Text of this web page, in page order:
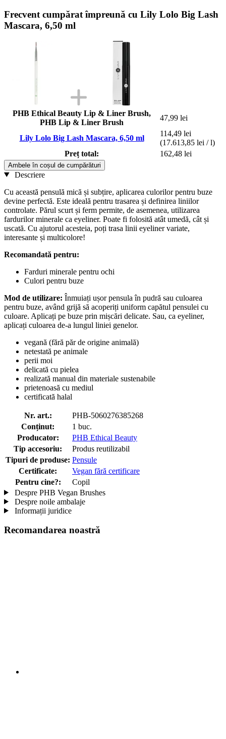
Frecvent cumpărat împreună cu Lily Lolo Big Lash
Mascara, 6,50 ml
PHB Ethical Beauty Lip & Liner Brush,
PHB Lip & Liner Brush
47,99 lei
Lily Lolo Big Lash Mascara, 6,50 ml
114,49 lei
(17.613,85 lei / l)
Preț total:
162,48 lei
Ambele în coșul de cumpărături
Descriere
Cu această pensulă mică și subțire, aplicarea culorilor pentru buze
devine perfectă. Este ideală pentru trasarea și definirea liniilor
controlate. Părul scurt și ferm permite, de asemenea, utilizarea
fardurilor minerale ca eyeliner. Poate fi folosită atât umedă, cât și
uscată. Cu ajutorul acesteia, poți trasa linii eyeliner variate,
interesante și multicolore!
Recomandată pentru:
Farduri minerale pentru ochi
Culori pentru buze
Mod de utilizare: Înmuiați ușor pensula în pudră sau culoarea
pentru buze, având grijă să acoperiți uniform capătul pensulei cu
culoare. Aplicați pe buze prin mișcări delicate. Sau, ca eyeliner,
aplicați culoarea de-a lungul liniei genelor.
vegană (fără păr de origine animală)
netestată pe animale
perii moi
delicată cu pielea
realizată manual din materiale sustenabile
prietenoasă cu mediul
certificată halal
Nr. art.:
PHB-5060276385268
Conținut:
1 buc.
Producator:
PHB Ethical Beauty
Tip accesoriu:
Produs reutilizabil
Tipuri de produse: Pensule
Certificate:
Vegan fără certificare
Pentru cine?:
Copil
Despre PHB Vegan Brushes
Despre noile ambalaje
Informații juridice
Recomandarea noastră